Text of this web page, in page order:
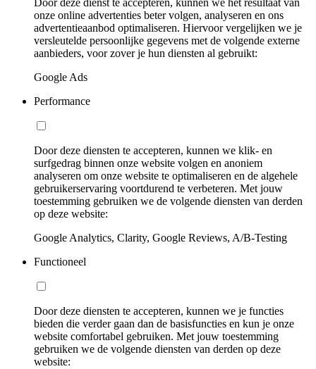
Door deze dienst te accepteren, kunnen we het resultaat van
onze online advertenties beter volgen, analyseren en ons
advertentieaanbod optimaliseren. Hiervoor vergelijken we je
versleutelde persoonlijke gegevens met de volgende externe
aanbieders, voor zover je hun diensten al gebruikt:
Google Ads
Performance
Door deze diensten te accepteren, kunnen we klik- en
surfgedrag binnen onze website volgen en anoniem
analyseren om onze website te optimaliseren en de algehele
gebruikerservaring voortdurend te verbeteren. Met jouw
toestemming gebruiken we de volgende diensten van derden
op deze website:
Google Analytics, Clarity, Google Reviews, A/B-Testing
Functioneel
Door deze diensten te accepteren, kunnen we je functies
bieden die verder gaan dan de basisfuncties en kun je onze
website comfortabel gebruiken. Met jouw toestemming
gebruiken we de volgende diensten van derden op deze
website: